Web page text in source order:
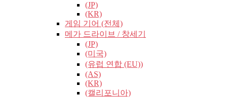
(JP)
(KR)
게임 기어 (전체)
메가 드라이브 / 창세기
(JP)
(미국)
(유럽​​ 연합 (EU))
(AS)
(KR)
(캘리포니아)